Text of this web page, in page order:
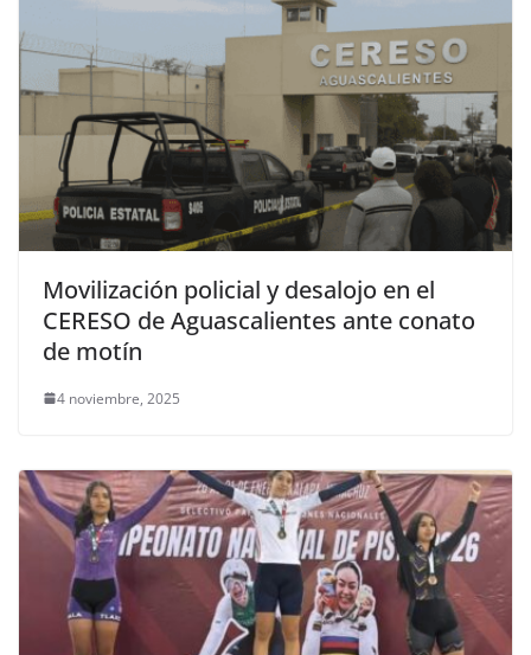
Movilización policial y desalojo en el
CERESO de Aguascalientes ante conato
de motín
4 noviembre, 2025